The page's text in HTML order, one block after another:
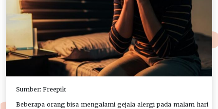
Sumber: Freepik
Beberapa orang bisa mengalami gejala alergi pada malam hari